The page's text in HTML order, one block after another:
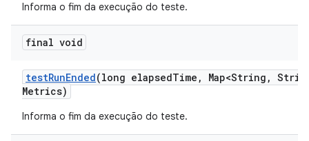
Informa o fim da execução do teste.
final void
testRunEnded(long elapsedTime , Map<String ,
Metrics)
Informa o fim da execução do teste.